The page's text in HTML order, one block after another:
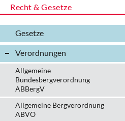
Recht & Gesetze
Gesetze
Verordnungen
Allgemeine
Bundesbergverordnung
ABBergV
Allgemeine Bergverordnung
ABVO